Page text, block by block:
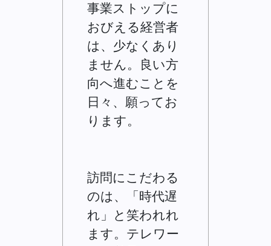
事業ストップに
おびえる経営者
は、少なくあり
ません。良い方
向へ進むことを
日々、願ってお
ります。
訪問にこだわる
のは、「時代遅
れ」と笑われれ
ます。テレワー